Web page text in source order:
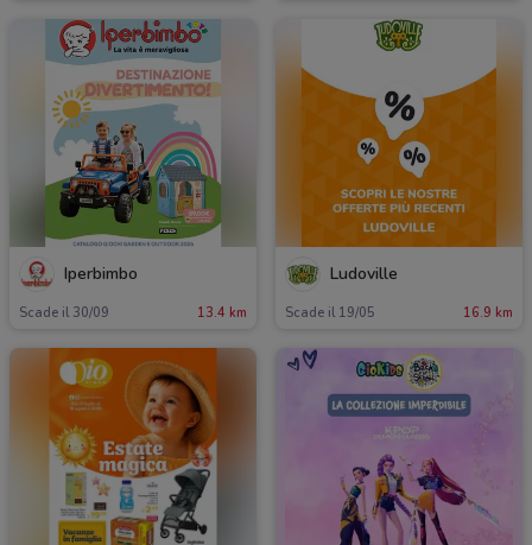
Iperbimbo
Scade il 30/09 13.4 km
Ludoville
Scade il 19/05 16.9 km